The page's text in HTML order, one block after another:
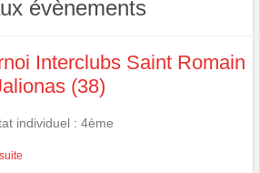
évènements
Interclubs Saint Romain
(38)
individuel : 4ème